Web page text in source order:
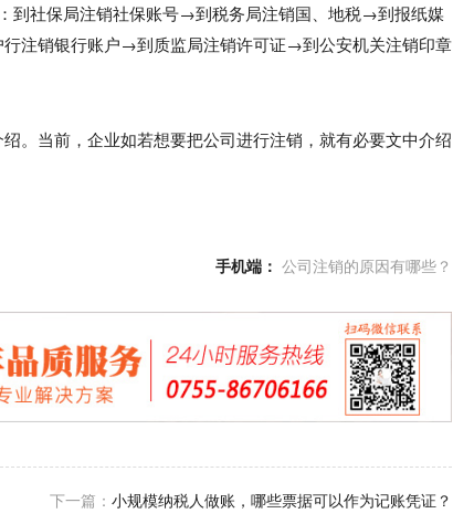
社保局注销社保账号→到税务局注销国、地税→到报纸媒
注销银行账户→到质监局注销许可证→到公安机关注销印章
当前，企业如若想要把公司进行注销，就有必要文中介绍
手机端： 公司注销的原因有哪些？
下一篇： 小规模纳税人做账，哪些票据可以作为记账凭证？